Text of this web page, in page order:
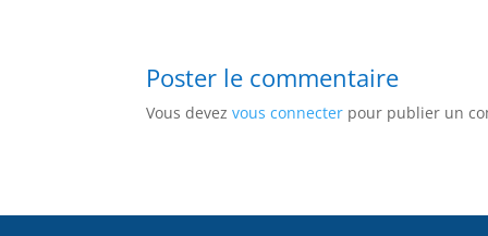
Poster le commentaire
Vous devezvous connecter pour publier un